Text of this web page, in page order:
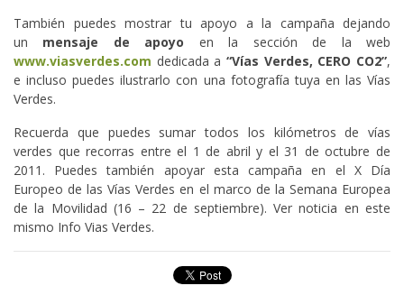
También puedes mostrar tu apoyo a la campaña dejando
un mensaje de apoyo en la sección de la web
www.viasverdes.com dedicada a “Vías Verdes, CERO CO2”,
e incluso puedes ilustrarlo con una fotografía tuya en las Vías
Verdes.
Recuerda que puedes sumar todos los kilómetros de vías
verdes que recorras entre el 1 de abril y el 31 de octubre de
2011. Puedes también apoyar esta campaña en el X Día
Europeo de las Vías Verdes en el marco de la Semana Europea
de la Movilidad (16 – 22 de septiembre). Ver noticia en este
mismo Info Vias Verdes.